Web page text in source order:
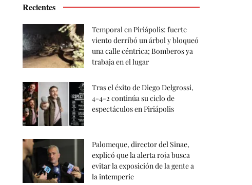
Recientes
Temporal en Piriápolis: fuerte
viento derribó un árbol y bloqueó
una calle céntrica; Bomberos ya
trabaja en el lugar
Tras el éxito de Diego Delgrossi,
4-4-2 continúa su ciclo de
espectáculos en Piriápolis
Palomeque, director del Sinae,
explicó que la alerta roja busca
evitar la exposición de la gente a
la intemperie